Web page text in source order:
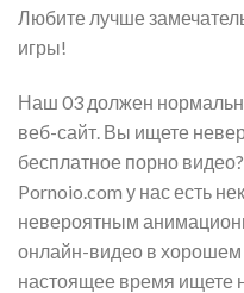
Любите лучше
игры!
Наш 03 должен
веб-сайт. Вы ищете
бесплатное порно
Pornoio.com у нас есть
невероятным
онлайн-видео в хорошем
настоящее время ищете